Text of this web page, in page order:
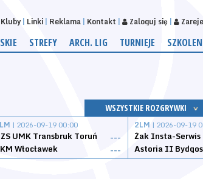
Kluby Linki Reklama Kontakt Zaloguj się
STREFY ARCH. LIG TURNIEJE
WSZYSTKIE ROZGRYWKI
| 2026-09-19 00:00
UMK Transbruk Toruń
---
Włocławek
---
2LM | 2026-09-19
Żak Insta-Serwis
Astoria II